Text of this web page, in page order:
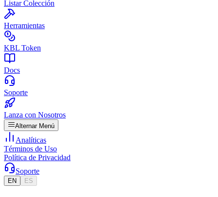
Listar Colección
Herramientas
KBL Token
Docs
Soporte
Lanza con Nosotros
Alternar Menú
Analíticas
Términos de Uso
Política de Privacidad
Soporte
EN ES